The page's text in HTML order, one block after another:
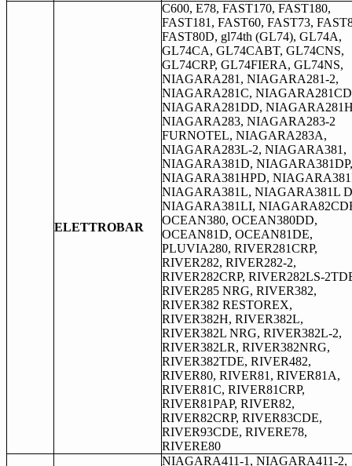
ELETTROBAR
C600, E78, FAST170, FAST180,
FAST181, FAST60, FAST73,
FAST80D, gl74th (GL74), GL74A,
GL74CA, GL74CABT, GL74CNS,
GL74CRP, GL74FIERA, GL74NS,
NIAGARA281, NIAGARA281-2,
NIAGARA281C,
NIAGARA281DD,
NIAGARA283, NIAGARA283-2
FURNOTEL, NIAGARA283A,
NIAGARA283L-2, NIAGARA381,
NIAGARA381D, NIAGARA381DP,
NIAGARA381HPD,
NIAGARA381L, NIAGARA381L
NIAGARA381LI,
OCEAN380, OCEAN380DD,
OCEAN81D, OCEAN81DE,
PLUVIA280, RIVER281CRP,
RIVER282, RIVER282-2,
RIVER282CRP, RIVER282LS-
RIVER285 NRG, RIVER382,
RIVER382 RESTOREX,
RIVER382H, RIVER382L,
RIVER382L NRG, RIVER382L-2,
RIVER382LR, RIVER382NRG,
RIVER382TDE, RIVER482,
RIVER80, RIVER81, RIVER81A,
RIVER81C, RIVER81CRP,
RIVER81PAP, RIVER82,
RIVER82CRP, RIVER83CDE,
RIVER93CDE, RIVERE78,
RIVERE80
NIAGARA411-1, NIAGARA411-2,